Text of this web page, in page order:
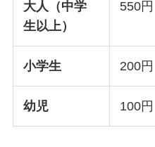
大人（中学
生以上）
550円
小学生 200円
幼児 100円